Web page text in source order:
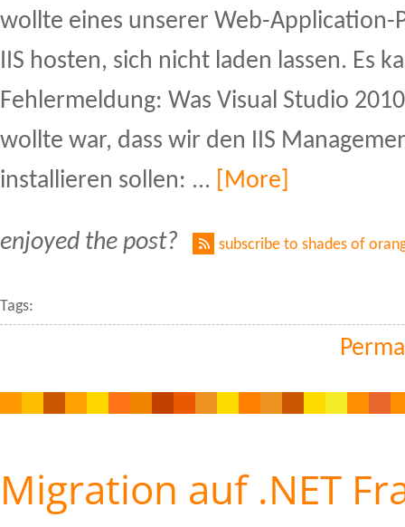
wollte eines unserer Web-Application-
IIS hosten, sich nicht laden lassen. Es
Fehlermeldung: Was Visual Studio
wollte war, dass wir den IIS
installieren sollen: ...
[More]
enjoyed the post? subscribe to shades of
Tags:
Migration auf .NET